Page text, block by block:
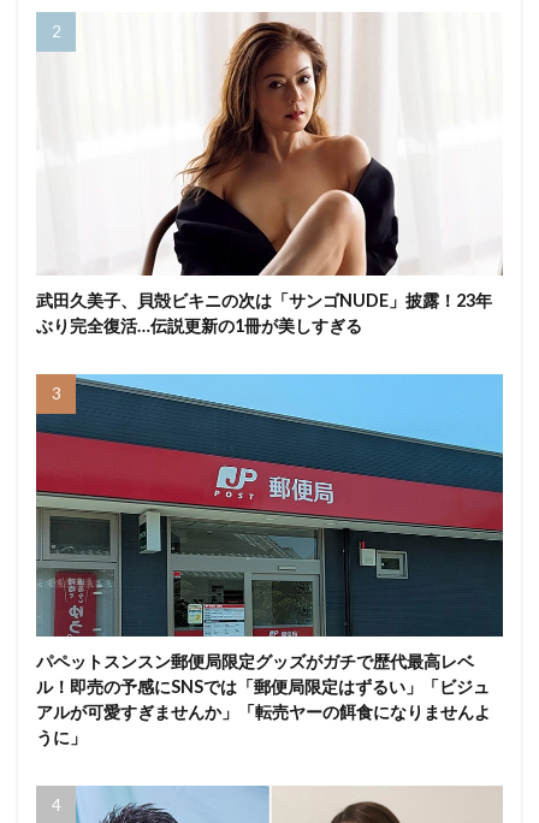
武田久美子、貝殻ビキニの次は「サンゴNUDE」披露！23年
ぶり完全復活…伝説更新の1冊が美しすぎる
パペットスンスン郵便局限定グッズがガチで歴代最高レベ
ル！即売の予感にSNSでは「郵便局限定はずるい」「ビジュ
アルが可愛すぎませんか」「転売ヤーの餌食になりませんよ
うに」